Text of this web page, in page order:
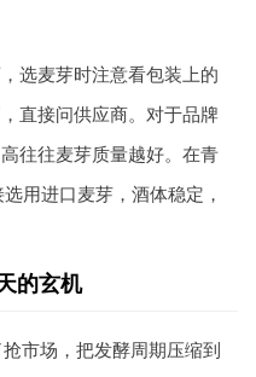
选麦芽时注意看包装上的
直接问供应商。对于品牌
往往麦芽质量越好。在青
用进口麦芽，酒体稳定，
的玄机
市场，把发酵周期压缩到